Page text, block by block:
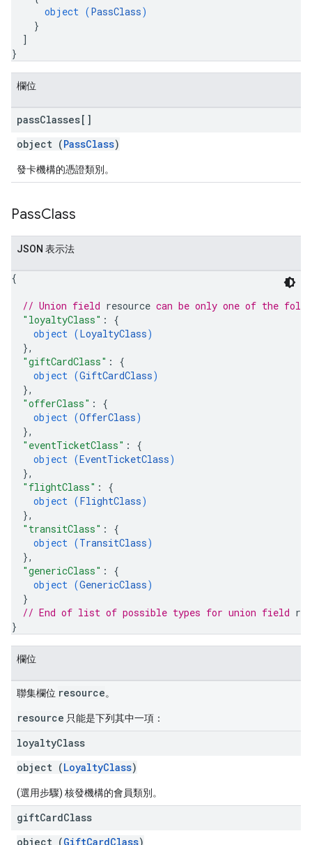
object (PassClass)
}
]
}
欄位
passClasses[]
object (PassClass)
發卡機構的憑證類別。
PassClass
JSON 表示法
{
// Union field resource can be only one of the
"loyaltyClass" : {
object (LoyaltyClass)
},
"giftCardClass" : {
object (GiftCardClass)
},
"offerClass" : {
object (OfferClass)
},
"eventTicketClass" : {
object (EventTicketClass)
},
"flightClass" : {
object (FlightClass)
},
"transitClass" : {
object (TransitClass)
},
"genericClass" : {
object (GenericClass)
}
// End of list of possible types for union field
}
欄位
聯集欄位 resource。
resource 只能是下列其中一項：
loyaltyClass
object (LoyaltyClass)
(選用步驟) 核發機構的會員類別。
giftCardClass
object (GiftCardClass)